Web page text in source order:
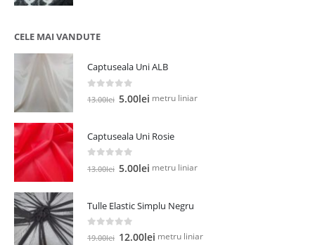
CELE MAI VANDUTE
Captuseala Uni ALB
out of 5
13.00lei Prețul
fost:
13.00lei.
5.00lei Prețul
5.00lei.
metru liniar
Captuseala Uni Rosie
out of 5
13.00lei Prețul
fost:
13.00lei.
5.00lei Prețul
5.00lei.
metru liniar
Tulle Elastic Simplu Negru
out of 5
19.00lei Prețul
12.00lei Prețul
metru liniar